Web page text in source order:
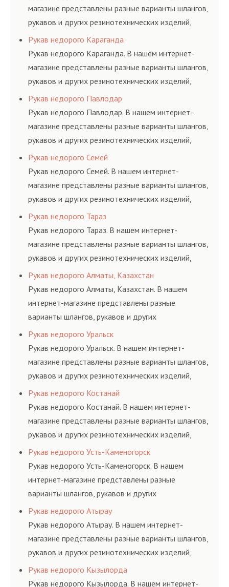
магазине представлены разные варианты шлангов,
рукавов и других резинотехнических изделий,
соответствующих ГОСТам, техническим условиям
и нормативам.
Рукав недорого Караганда
Рукав недорого Караганда. В нашем интернет-
магазине представлены разные варианты шлангов,
рукавов и других резинотехнических изделий,
соответствующих ГОСТам, техническим условиям
и нормативам.
Рукав недорого Павлодар
Рукав недорого Павлодар. В нашем интернет-
магазине представлены разные варианты шлангов,
рукавов и других резинотехнических изделий,
соответствующих ГОСТам, техническим условиям
и нормативам.
Рукав недорого Семей
Рукав недорого Семей. В нашем интернет-
магазине представлены разные варианты шлангов,
рукавов и других резинотехнических изделий,
соответствующих ГОСТам, техническим условиям
и нормативам.
Рукав недорого Тараз
Рукав недорого Тараз. В нашем интернет-
магазине представлены разные варианты шлангов,
рукавов и других резинотехнических изделий,
соответствующих ГОСТам, техническим условиям
и нормативам.
Рукав недорого Алматы, Казахстан
Рукав недорого Алматы, Казахстан. В нашем
интернет-магазине представлены разные
варианты шлангов, рукавов и других
резинотехнических изделий, соответствующих
ГОСТам, техническим условиям и нормативам.
Рукав недорого Уральск
Рукав недорого Уральск. В нашем интернет-
магазине представлены разные варианты шлангов,
рукавов и других резинотехнических изделий,
соответствующих ГОСТам, техническим условиям
и нормативам.
Рукав недорого Костанай
Рукав недорого Костанай. В нашем интернет-
магазине представлены разные варианты шлангов,
рукавов и других резинотехнических изделий,
соответствующих ГОСТам, техническим условиям
и нормативам.
Рукав недорого Усть-Каменогорск
Рукав недорого Усть-Каменогорск. В нашем
интернет-магазине представлены разные
варианты шлангов, рукавов и других
резинотехнических изделий, соответствующих
ГОСТам, техническим условиям и нормативам.
Рукав недорого Атырау
Рукав недорого Атырау. В нашем интернет-
магазине представлены разные варианты шлангов,
рукавов и других резинотехнических изделий,
соответствующих ГОСТам, техническим условиям
и нормативам.
Рукав недорого Кызылорда
Рукав недорого Кызылорда. В нашем интернет-